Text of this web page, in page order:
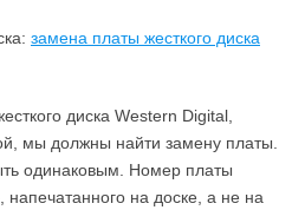
замена платы жесткого диска
диска Western Digital,
мы должны найти замену платы.
одинаковым. Номер платы
на доске, а не на